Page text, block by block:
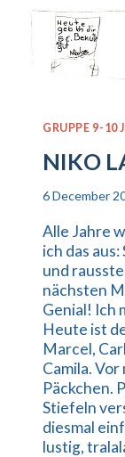
GRUPPE 9-10
NIKO
6 December
Alle Jahre
ich das
und
nächsten
Genial! Ich
Heute ist
Marcel,
Camila.
Päckchen.
Stiefeln
diesmal
lustig,